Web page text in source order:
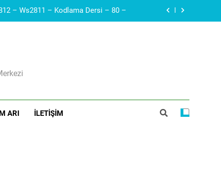
Arduino – Neopiksel Led – Adreslenebilir led – WS2812 – Ws2811 – Kodlama Dersi – 80 –
Voltaj Regülatörleri Hakkında Herşey
Arduino – Haberleşme protokolleri – i2c – SDA, SCL – Robotik Kodla – 79 –
ARI İLETIŞIM